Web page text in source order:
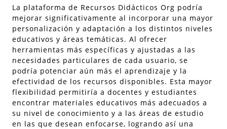
La plataforma de Recursos Didácticos Org podría
mejorar significativamente al incorporar una mayor
personalización y adaptación a los distintos niveles
educativos y áreas temáticas. Al ofrecer
herramientas más específicas y ajustadas a las
necesidades particulares de cada usuario, se
podría potenciar aún más el aprendizaje y la
efectividad de los recursos disponibles. Esta mayor
flexibilidad permitiría a docentes y estudiantes
encontrar materiales educativos más adecuados a
su nivel de conocimiento y a las áreas de estudio
en las que desean enfocarse, logrando así una